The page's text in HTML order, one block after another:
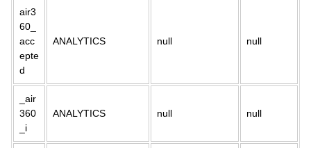
air3
60_
acc
epte
d
ANALYTICS null null
_air
360
_i
ANALYTICS null null